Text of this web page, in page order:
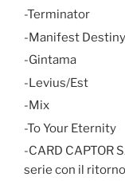
-Terminator
-Manifest
-Gintama
-Levius/Est
-Mix
-To Your Eternity
-CARD CAPTOR
serie con il